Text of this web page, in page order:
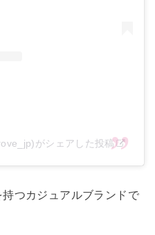
がシェアした投稿
持つカジュアルブランドで